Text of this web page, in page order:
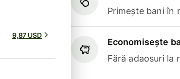
Primește bani în
Economisește
Fără adaosuri la
9,87 USD